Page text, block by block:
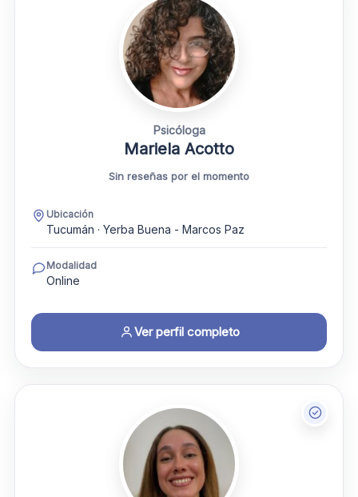
Psicóloga
Mariela Acotto
Sin reseñas por el momento
Ubicación
Tucumán · Yerba Buena - Marcos Paz
Modalidad
Online
Ver perfil completo